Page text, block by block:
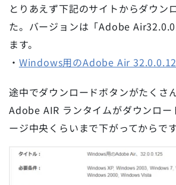
とりあえず下記のサイトからダウン
た。バージョンは「Adobe
ます。
・ Windows用のAdobe Air
途中でダウンロードボタンがたくさ
Adobe AIR ランタイムがダウンロー
ージ中央くらいまで下がってからです